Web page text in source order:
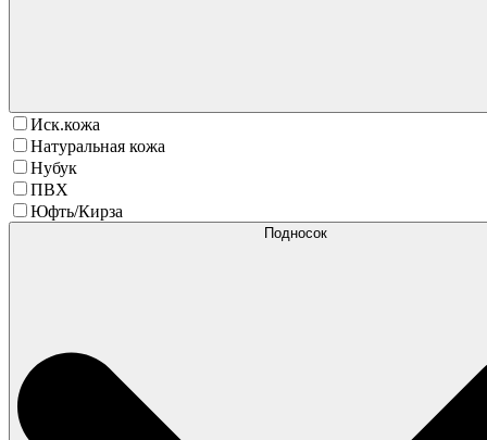
Иск.кожа
Натуральная кожа
Нубук
ПВХ
Юфть/Кирза